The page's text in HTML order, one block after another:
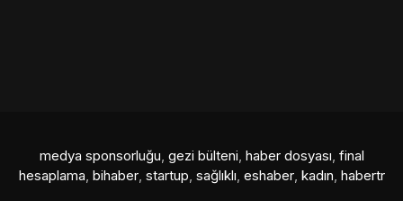
medya sponsorluğu, gezi bülteni, haber dosyası, final
hesaplama, bihaber, startup, sağlıklı, eshaber, kadın, habertr